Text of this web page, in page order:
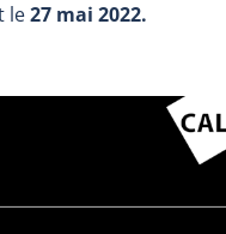
le27 mai 2022.